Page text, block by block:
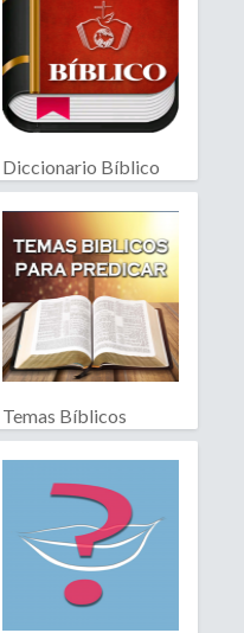
Diccionario Bíblico
Biblia
Temas Bíblicos
Biblia RV